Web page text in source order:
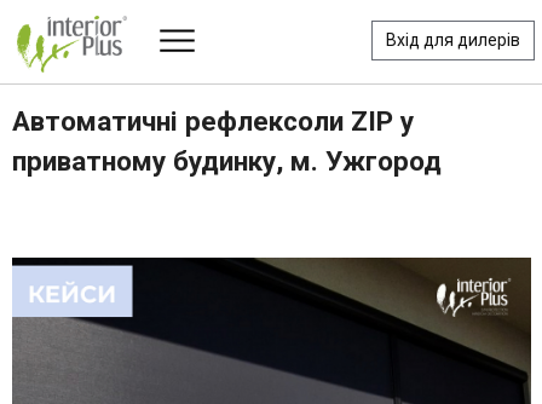
Вхід для дилерів
Автоматичні рефлексоли ZIP у
приватному будинку, м. Ужгород